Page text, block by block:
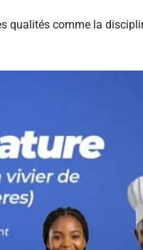
qualités comme la